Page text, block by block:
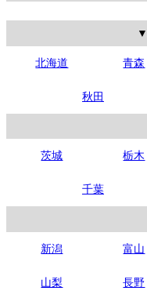
北海道 青森
秋田
茨城 栃木
千葉
新潟 富山
山梨 長野